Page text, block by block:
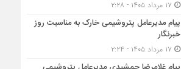
پیام مدیرعامل پتروشیمی خارک به مناسبت روز
خبرنگار